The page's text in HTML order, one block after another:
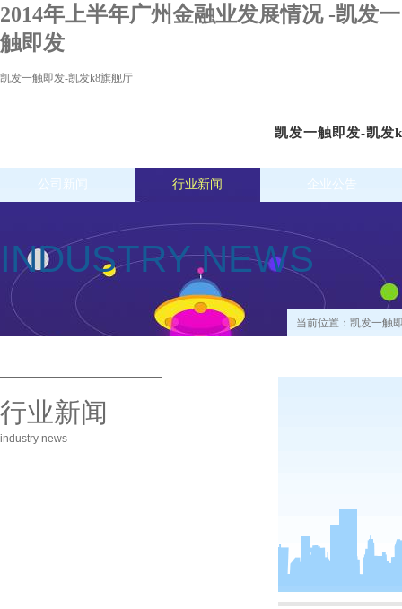
2014年上半年广州金融业发展情况 -凯发一
触即发
凯发一触即发-凯发k8旗舰厅
凯发一触即发-凯发
公司新闻 行业新闻 企业公告
INDUSTRY NEWS
当前位置： 凯发一触
行业新闻
industry news